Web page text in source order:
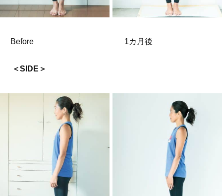
Before 1カ月後
＜SIDE＞